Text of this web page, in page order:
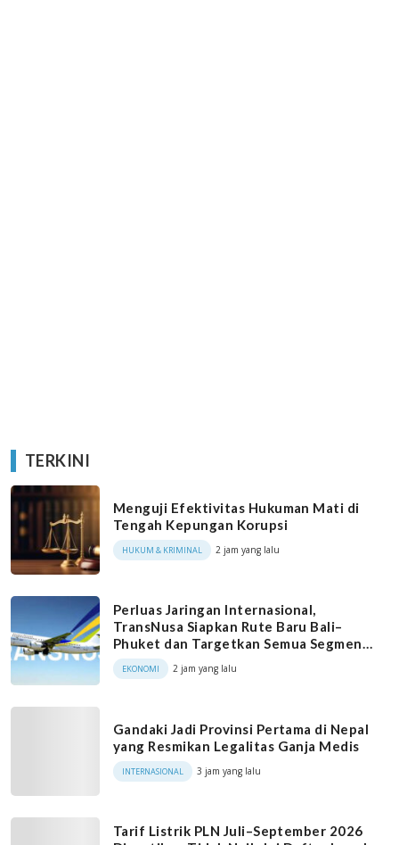
TERKINI
Menguji Efektivitas Hukuman Mati di
Tengah Kepungan Korupsi
HUKUM & KRIMINAL 2 jam yang lalu
Perluas Jaringan Internasional,
TransNusa Siapkan Rute Baru Bali–
Phuket dan Targetkan Semua Segmen
Pasar
EKONOMI 2 jam yang lalu
Gandaki Jadi Provinsi Pertama di Nepal
yang Resmikan Legalitas Ganja Medis
INTERNASIONAL 3 jam yang lalu
Tarif Listrik PLN Juli–September 2026